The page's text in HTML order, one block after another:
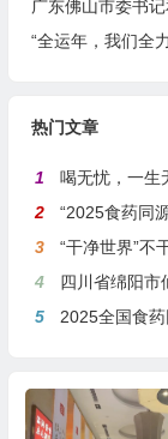
热门文章
1
喝无忧，一生
2
“2025食药同源
3
“干净世界”不
4
四川省绵阳市仙海
5
2025全国食